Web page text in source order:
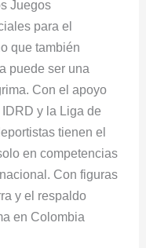
Juegos
para el
que también
puede ser una
Con el apoyo
y la Liga de
tienen el
en competencias
Con figuras
y el respaldo
en Colombia